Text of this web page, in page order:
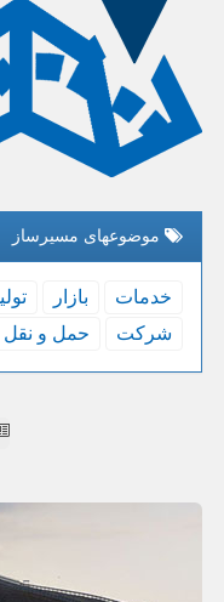
موضوعهای مسیرساز
خدمات بازار
شركت
حمل و نقل